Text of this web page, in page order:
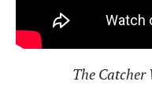
The Catcher